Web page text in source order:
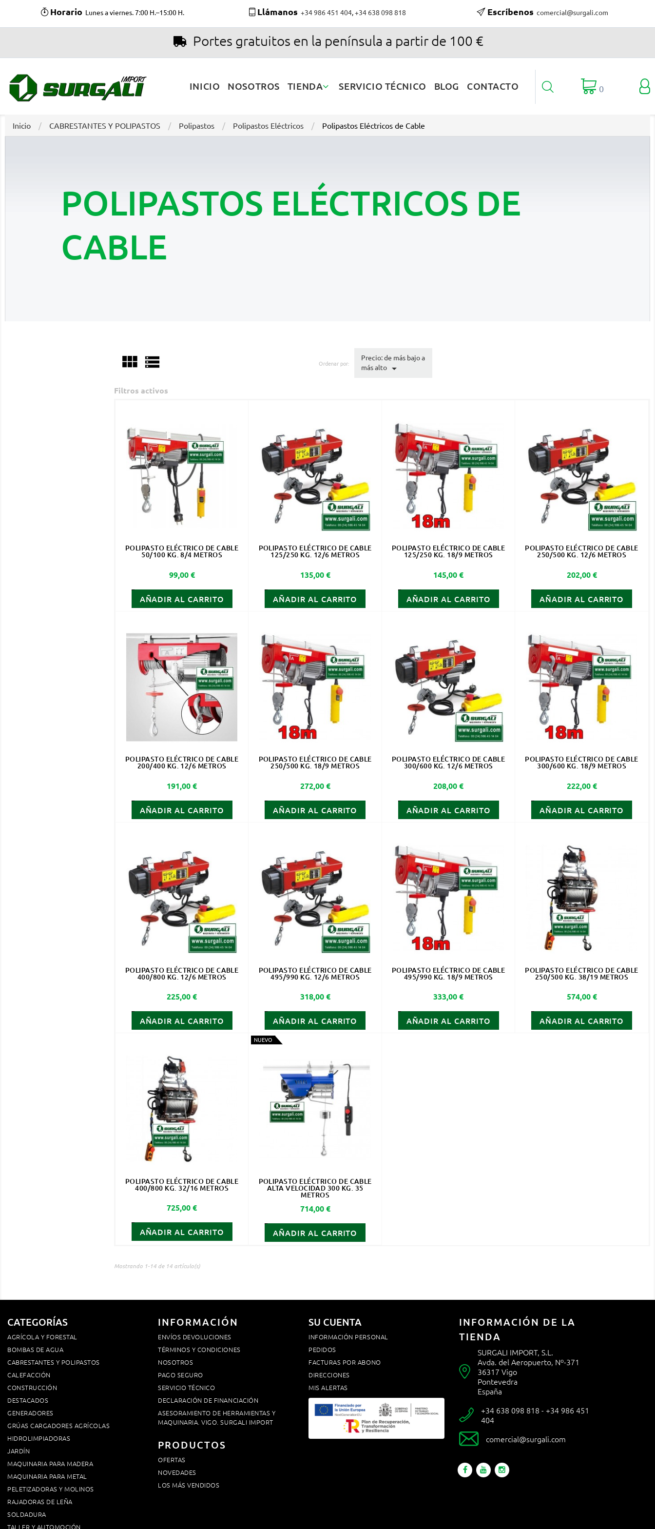
Horario Lunes a viernes. 7:00 H.–15:00 H. Llámanos +34 986 451 404,+34 638 098 818 Escríbenos comercial@surgali.com
Portes gratuitos en la península a partir de 100 €
INICIO NOSOTROS TIENDA SERVICIO TÉCNICO BLOG CONTACTO   0
Inicio CABRESTANTES Y POLIPASTOS Polipastos Polipastos Eléctricos Polipastos Eléctricos de Cable
POLIPASTOS ELÉCTRICOS DE
CABLE
  Ordenar por:
Precio: de más bajo a
más alto 
Filtros activos
POLIPASTO ELÉCTRICO DE CABLE
50/100 KG. 8/4 METROS
Precio
99,00 €
AÑADIR AL CARRITO
POLIPASTO ELÉCTRICO DE CABLE
125/250 KG. 12/6 METROS
Precio
135,00 €
AÑADIR AL CARRITO
POLIPASTO ELÉCTRICO DE CABLE
125/250 KG. 18/9 METROS
Precio
145,00 €
AÑADIR AL CARRITO
POLIPASTO ELÉCTRICO DE CABLE
250/500 KG. 12/6 METROS
Precio
202,00 €
AÑADIR AL CARRITO
POLIPASTO ELÉCTRICO DE CABLE
200/400 KG. 12/6 METROS
Precio
191,00 €
AÑADIR AL CARRITO
POLIPASTO ELÉCTRICO DE CABLE
250/500 KG. 18/9 METROS
Precio
272,00 €
AÑADIR AL CARRITO
POLIPASTO ELÉCTRICO DE CABLE
300/600 KG. 12/6 METROS
Precio
208,00 €
AÑADIR AL CARRITO
POLIPASTO ELÉCTRICO DE CABLE
300/600 KG. 18/9 METROS
Precio
222,00 €
AÑADIR AL CARRITO
POLIPASTO ELÉCTRICO DE CABLE
400/800 KG. 12/6 METROS
Precio
225,00 €
AÑADIR AL CARRITO
POLIPASTO ELÉCTRICO DE CABLE
495/990 KG. 12/6 METROS
Precio
318,00 €
AÑADIR AL CARRITO
POLIPASTO ELÉCTRICO DE CABLE
495/990 KG. 18/9 METROS
Precio
333,00 €
AÑADIR AL CARRITO
POLIPASTO ELÉCTRICO DE CABLE
250/500 KG. 38/19 METROS
Precio
574,00 €
AÑADIR AL CARRITO
POLIPASTO ELÉCTRICO DE CABLE
400/800 KG. 32/16 METROS
Precio
725,00 €
AÑADIR AL CARRITO
NUEVO
POLIPASTO ELÉCTRICO DE CABLE
ALTA VELOCIDAD 300 KG. 35
METROS
Precio
714,00 €
AÑADIR AL CARRITO
Mostrando 1-14 de 14 artículo(s)
CATEGORÍAS
AGRÍCOLA Y FORESTAL
BOMBAS DE AGUA
CABRESTANTES Y POLIPASTOS
CALEFACCIÓN
CONSTRUCCIÓN
DESTACADOS
GENERADORES
GRÚAS CARGADORES AGRÍCOLAS
HIDROLIMPIADORAS
JARDÍN
MAQUINARIA PARA MADERA
MAQUINARIA PARA METAL
PELETIZADORAS Y MOLINOS
RAJADORAS DE LEÑA
SOLDADURA
TALLER Y AUTOMOCIÓN
INFORMACIÓN
ENVÍOS DEVOLUCIONES
TÉRMINOS Y CONDICIONES
NOSOTROS
PAGO SEGURO
SERVICIO TÉCNICO
DECLARACIÓN DE FINANCIACIÓN
ASESORAMIENTO DE HERRAMIENTAS Y
MAQUINARIA. VIGO. SURGALI IMPORT
PRODUCTOS
OFERTAS
NOVEDADES
LOS MÁS VENDIDOS
SU CUENTA
INFORMACIÓN PERSONAL
PEDIDOS
FACTURAS POR ABONO
DIRECCIONES
MIS ALERTAS
INFORMACIÓN DE LA
TIENDA

SURGALI IMPORT, S.L.
Avda. del Aeropuerto, Nº-371
36317 Vigo
Pontevedra
España

+34 638 098 818 - +34 986 451
404
 comercial@surgali.com